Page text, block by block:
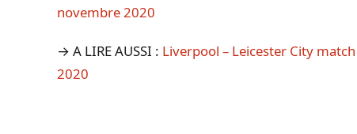
novembre 2020
→ A LIRE AUSSI : Liverpool – Leicester City
2020